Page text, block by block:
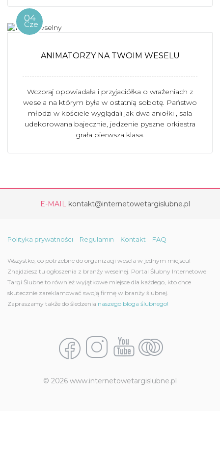
04
Cze
ANIMATORZY NA TWOIM WESELU
Wczoraj opowiadała i przyjaciółka o wrażeniach z
wesela na którym była w ostatnią sobotę. Państwo
młodzi w kościele wyglądali jak dwa aniołki , sala
udekorowana bajecznie, jedzenie pyszne orkiestra
grała pierwsza klasa.
E-MAIL kontakt@internetowetargislubne.pl
Polityka prywatności Regulamin Kontakt FAQ
Wszystko, co potrzebne do organizacji wesela w jednym miejscu!
Znajdziesz tu ogłoszenia z branży weselnej. Portal Ślubny Internetowe
Targi Ślubne to również wyjątkowe miejsce dla każdego, kto chce
skutecznie zareklamować swoją firmę w branży ślubnej.
Zapraszamy także do śledzenia naszego bloga ślubnego!
© 2026 www.internetowetargislubne.pl